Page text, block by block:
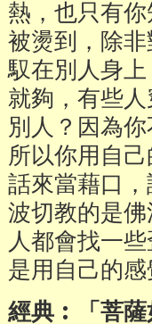
熱，也只有
被燙到，除
馭在別人身
就夠，有些
別人？因為
所以你用自
話來當藉口
波切教的是
人都會找一
是用自己的
經典︰「菩